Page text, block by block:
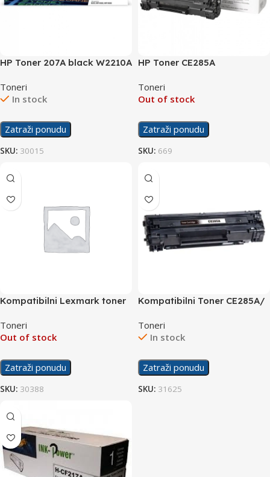
HP Toner 207A black W2210A
Toneri
In stock
Zatraži ponudu
SKU: 30015
HP Toner CE285A
Toneri
Out of stock
Zatraži ponudu
SKU: 669
Kompatibilni Lexmark toner
Toneri
Out of stock
Zatraži ponudu
SKU: 30388
Kompatibilni Toner CE285A/
Toneri
In stock
Zatraži ponudu
SKU: 31625